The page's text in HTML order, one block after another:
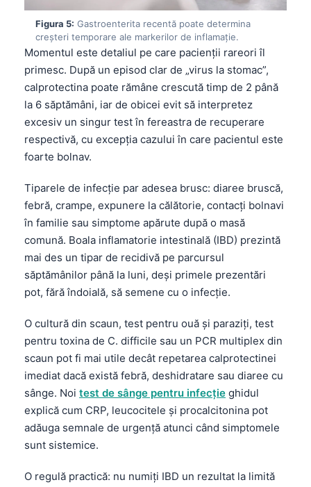
Figura 5: Gastroenterita recentă poate determina
creșteri temporare ale markerilor de inflamație.
Momentul este detaliul pe care pacienții rareori îl
primesc. După un episod clar de „virus la stomac”,
calprotectina poate rămâne crescută timp de 2 până
la 6 săptămâni, iar de obicei evit să interpretez
excesiv un singur test în fereastra de recuperare
respectivă, cu excepția cazului în care pacientul este
foarte bolnav.
Tiparele de infecție par adesea brusc: diaree bruscă,
febră, crampe, expunere la călătorie, contacți bolnavi
în familie sau simptome apărute după o masă
comună. Boala inflamatorie intestinală (IBD) prezintă
mai des un tipar de recidivă pe parcursul
săptămânilor până la luni, deși primele prezentări
pot, fără îndoială, să semene cu o infecție.
O cultură din scaun, test pentru ouă și paraziți, test
pentru toxina de C. difficile sau un PCR multiplex din
scaun pot fi mai utile decât repetarea calprotectinei
imediat dacă există febră, deshidratare sau diaree cu
sânge. Noi test de sânge pentru infecție ghidul
explică cum CRP, leucocitele și procalcitonina pot
adăuga semnale de urgență atunci când simptomele
sunt sistemice.
O regulă practică: nu numiți IBD un rezultat la limită